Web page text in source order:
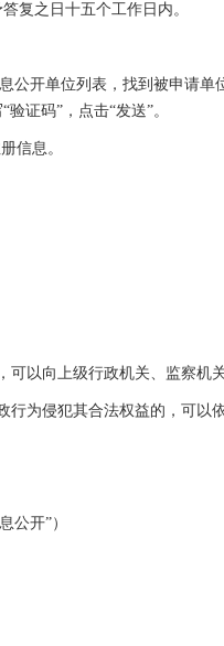
复之日十五个工作日内。
开单位列表，找到被申请单
证码”，点击“发送”。
信息。
向上级行政机关、监察机
侵犯其合法权益的，可以
开”）